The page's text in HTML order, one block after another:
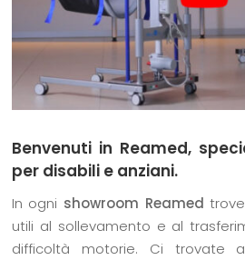
Benvenuti in Reamed,
per disabili e anziani.
In ogni showroom Reamed
utili al sollevamento e al
difficoltà motorie. Ci trovate